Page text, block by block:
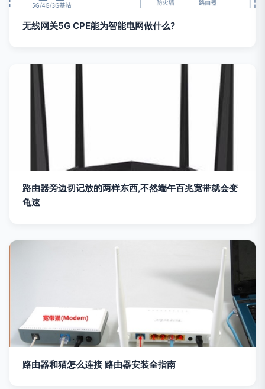
无线网关5G CPE能为智能电网做什么?
路由器旁边切记放的两样东西,不然端午百兆宽带就会变
龟速
路由器和猫怎么连接 路由器安装全指南